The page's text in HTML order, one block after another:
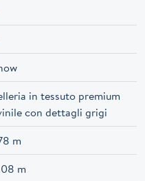
in tessuto premium
con dettagli grigi
m
m